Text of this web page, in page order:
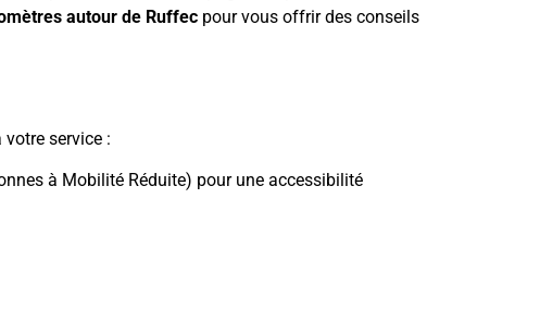
autour de Ruffec pour vous offrir des conseils
votre service :
à Mobilité Réduite) pour une accessibilité